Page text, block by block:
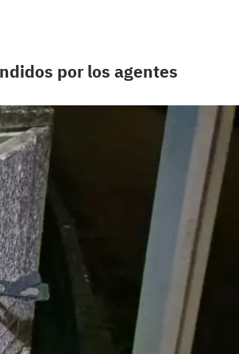
por los agentes